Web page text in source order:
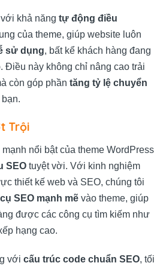
khả năng tự động điều
của theme, giúp website luôn
sử dụng, bất kể khách hàng đang
Điều này không chỉ nâng cao trải
còn góp phần tăng tỷ lệ chuyển
Trội
nổi bật của theme WordPress
SEO tuyệt vời. Với kinh nghiệm
thiết kế web và SEO, chúng tôi
SEO mạnh mẽ vào theme, giúp
được các công cụ tìm kiếm như
hạng cao.
với cấu trúc code chuẩn SEO, tối